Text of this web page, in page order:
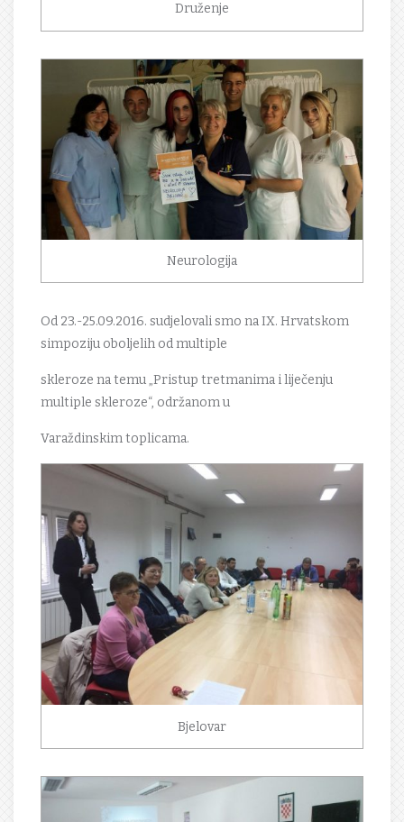
Druženje
Neurologija
Od 23.-25.09.2016. sudjelovali smo na IX. Hrvatskom
simpoziju oboljelih od multiple
skleroze na temu „Pristup tretmanima i liječenju
multiple skleroze“, održanom u
Varaždinskim toplicama.
Bjelovar